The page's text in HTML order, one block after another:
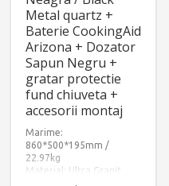
Metal quartz +
Baterie CookingAid
Arizona + Dozator
Sapun Negru +
gratar protectie
fund chiuveta +
accesorii montaj
Marime:
860*500*195mm /
22.97kg
Material: Ultra Granit
NEGRU METALIC – BLACK